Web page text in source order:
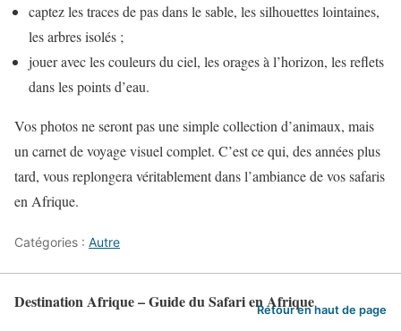
captez les traces de pas dans le sable, les silhouettes lointaines,
les arbres isolés ;
jouer avec les couleurs du ciel, les orages à l’horizon, les reflets
dans les points d’eau.
Vos photos ne seront pas une simple collection d’animaux, mais
un carnet de voyage visuel complet. C’est ce qui, des années plus
tard, vous replongera véritablement dans l’ambiance de vos safaris
en Afrique.
Catégories : Autre
Destination Afrique – Guide du Safari en AfriqueRetour en haut de page